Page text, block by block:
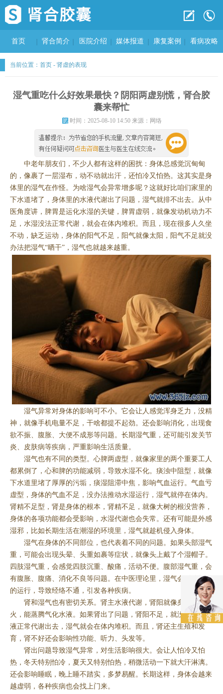
首页 肾合简介 医院介绍 媒体报道 康复案例 看病攻略
当前位置： 首页 - 肾虚的表现
湿气重吃什么好效果最快？阴阳两虚别慌，肾合胶
囊来帮忙
时间：2025-08-10 14:50 来源：网络
中老年朋友们，不少人都有这样的困扰：身体总感觉沉甸甸
的，像裹了一层湿布，动不动就出汗，还怕冷又怕热。这其实是身
体里的湿气在作怪。为啥湿气会异常增多呢？这就好比咱们家里的
下水道堵了，身体里的水液代谢出了问题，湿气就排不出去。从中
医角度讲，脾胃是运化水湿的关键，脾胃虚弱，就像发动机动力不
足，水湿没法正常代谢，就会在体内堆积。而且，现在很多人久坐
不动，缺乏运动，身体的阳气不足，阳气就像太阳，阳气不足就没
办法把湿气“晒干”，湿气也就越来越重。
湿气异常对身体的影响可不小。它会让人感觉浑身乏力，没精
神，就像手机电量不足，干啥都提不起劲。还会影响消化，出现食
欲不振、腹胀、大便不成形等问题。长期湿气重，还可能引发关节
炎、皮肤病等疾病，严重影响生活质量。
湿气也有不同的类型。心脾两虚型，就像家里的两个重要工人
都累倒了，心和脾的功能减弱，导致水湿不化。痰浊中阻型，就像
下水道里堵了厚厚的污垢，痰湿阻滞中焦，影响气血运行。气血亏
虚型，身体的气血不足，没办法推动水湿运行，湿气就停在体内。
肾精不足型，肾是身体的根本，肾精不足，就像大树的根没营养，
身体的各项功能都会受影响，水湿代谢也会失常。还有可能是外感
湿邪，比如长期生活在潮湿的环境里，湿气就趁机侵入身体。
湿气在身体的不同部位，也代表着不同的问题。如果头部湿气
重，可能会出现头晕、头重如裹等症状，就像头上戴了个湿帽子。
四肢湿气重，会感觉四肢沉重、酸痛，活动不便。腹部湿气重，会
有腹胀、腹痛、消化不良等问题。在中医理论里，湿气会影响气血
的运行，导致经络不通，引发各种疾病。
肾和湿气也有密切关系。肾主水液代谢，肾阳就像身体里的
火，能蒸腾气化水液。如果肾出了问题，肾阳不足，就没办法把水
液正常代谢出去，湿气就会在体内堆积。而且，肾还主生殖和发
育，肾不好还会影响性功能、听力、头发等。
肾出问题导致湿气异常，对生活影响很大。会让人怕冷又怕
热，冬天特别怕冷，夏天又特别怕热，稍微活动一下就大汗淋漓。
还会影响睡眠，晚上睡不踏实，多梦易醒。长期这样，身体会越来
越虚弱，各种疾病也会找上门来。